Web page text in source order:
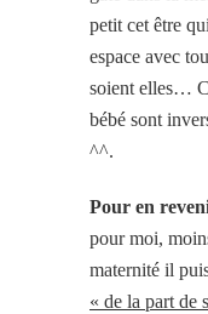
petit cet être
espace avec
soient elles…
bébé sont
^^.
Pour en
pour moi,
maternité il
« de la part de